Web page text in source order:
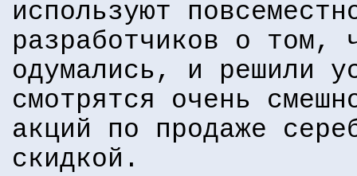
используют
разработчиков о том,
одумались, и решили
смотрятся очень
акций по продаже
скидкой.